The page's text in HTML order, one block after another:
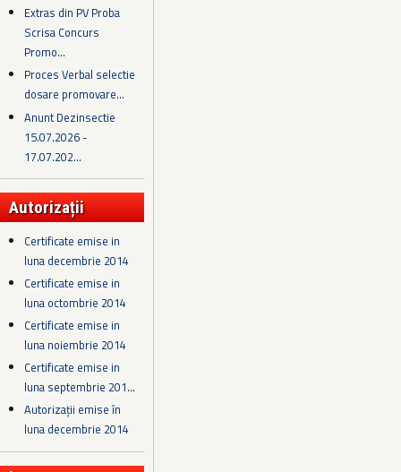
Extras din PV Proba
Scrisa Concurs
Promo...
Proces Verbal selectie
dosare promovare...
Anunt Dezinsectie
15.07.2026 -
17.07.202...
Autorizații
Certificate emise in
luna decembrie 2014
Certificate emise in
luna octombrie 2014
Certificate emise in
luna noiembrie 2014
Certificate emise in
luna septembrie 201...
Autorizații emise în
luna decembrie 2014